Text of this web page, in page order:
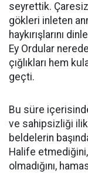
seyrettik.
gökleri inleten
haykırışlarını
Ey Ordular
çığlıkları hem
geçti.
Bu süre
ve sahipsizliği
beldelerin
Halife
olmadığını,